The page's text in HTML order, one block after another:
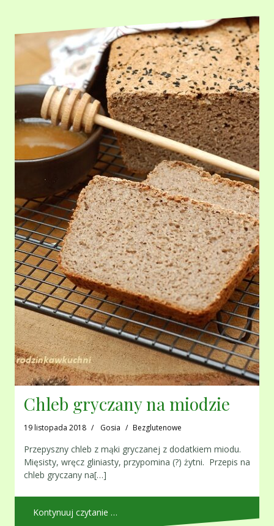
Chleb gryczany na miodzie
19 listopada 2018 Gosia Bezglutenowe
Przepyszny chleb z mąki gryczanej z dodatkiem miodu.
Mięsisty, wręcz gliniasty, przypomina (?) żytni. Przepis na
chleb gryczany na[…]
Kontynuuj czytanie …